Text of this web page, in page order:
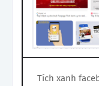
Tích xanh